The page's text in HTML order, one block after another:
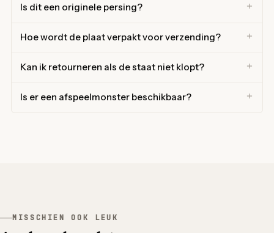
Is dit een originele persing?
Hoe wordt de plaat verpakt voor verzending?
Kan ik retourneren als de staat niet klopt?
Is er een afspeelmonster beschikbaar?
MISSCHIEN OOK LEUK